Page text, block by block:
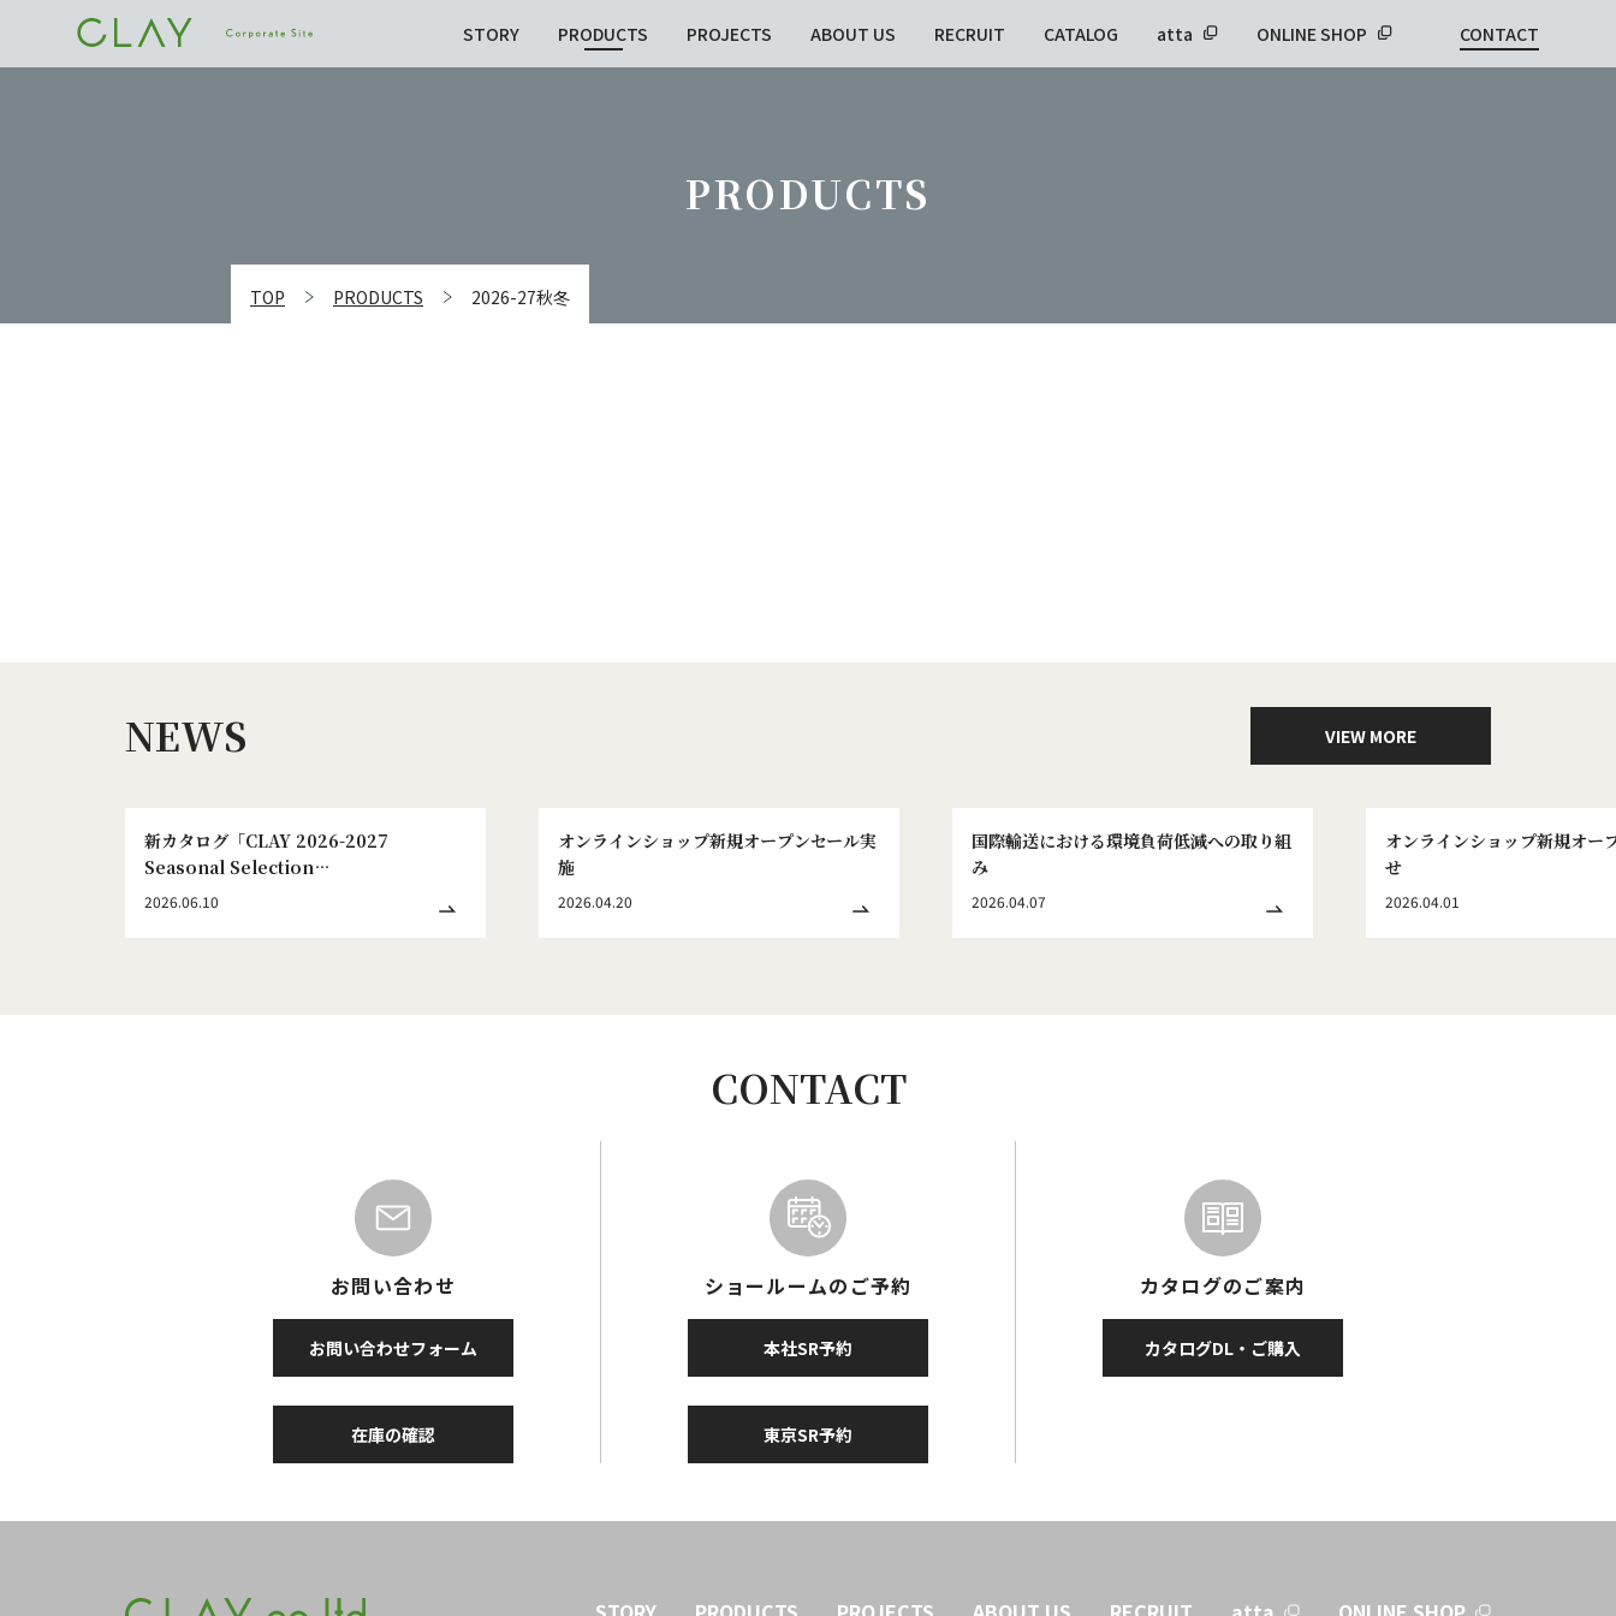
STORY PRODUCTS PROJECTS ABOUT US RECRUIT CATALOG atta ONLINE SHOP CONTACT
PRODUCTS
TOP PRODUCTS 2026-27秋冬
NEWS VIEW MORE
新カタログ「CLAY 2026-2027
Seasonal Selection
WINTER&SPRING No.186」発刊のお
2026.06.10
オンラインショップ新規オープンセール実
施
2026.04.20
国際輸送における環境負荷低減への取り組
み
2026.04.07
オンラインショップ新規オー
せ
2026.04.01
CONTACT
お問い合わせ
お問い合わせフォーム
在庫の確認
ショールームのご予約
本社SR予約
東京SR予約
カタログのご案内
カタログDL・ご購入